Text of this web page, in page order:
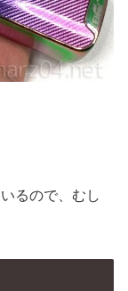
るので、むし